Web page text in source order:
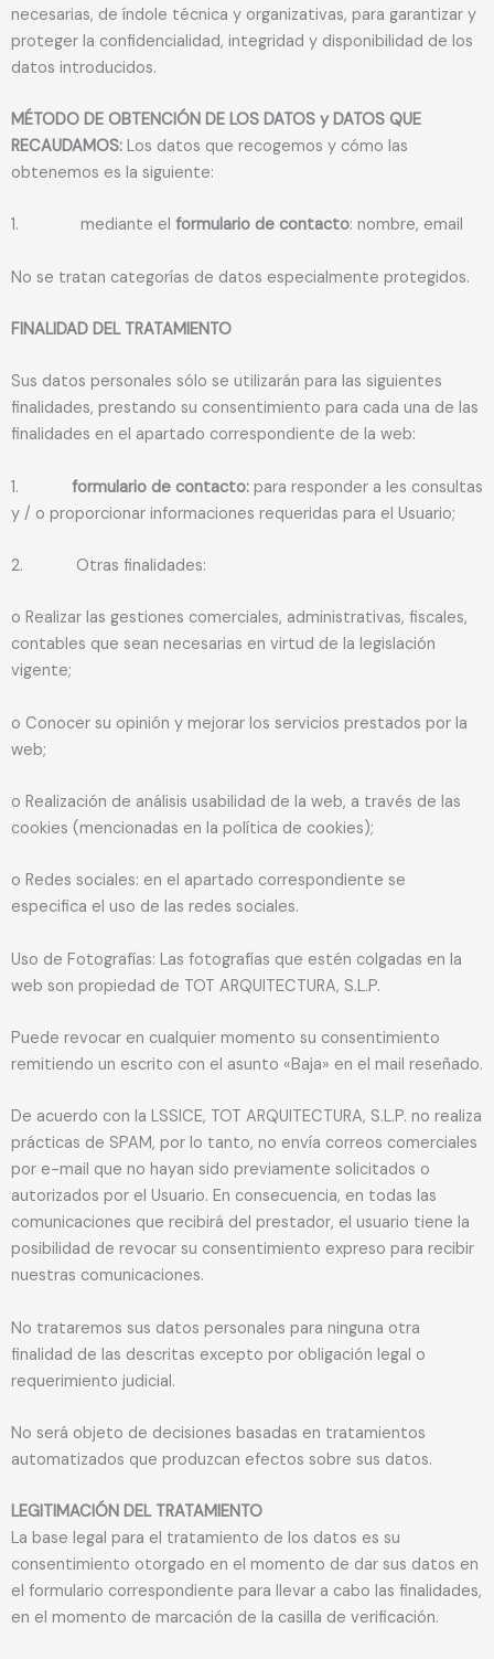
necesarias, de índole técnica y organizativas, para garantizar y
proteger la confidencialidad, integridad y disponibilidad de los
datos introducidos.
MÉTODO DE OBTENCIÓN DE LOS DATOS y DATOS QUE
RECAUDAMOS: Los datos que recogemos y cómo las
obtenemos es la siguiente:
1. mediante el formulario de contacto: nombre, email
No se tratan categorías de datos especialmente protegidos.
FINALIDAD DEL TRATAMIENTO
Sus datos personales sólo se utilizarán para las siguientes
finalidades, prestando su consentimiento para cada una de las
finalidades en el apartado correspondiente de la web:
1. formulario de contacto: para responder a les consultas
y / o proporcionar informaciones requeridas para el Usuario;
2. Otras finalidades:
o Realizar las gestiones comerciales, administrativas, fiscales,
contables que sean necesarias en virtud de la legislación
vigente;
o Conocer su opinión y mejorar los servicios prestados por la
web;
o Realización de análisis usabilidad de la web, a través de las
cookies (mencionadas en la política de cookies);
o Redes sociales: en el apartado correspondiente se
especifica el uso de las redes sociales.
Uso de Fotografías: Las fotografías que estén colgadas en la
web son propiedad de TOT ARQUITECTURA, S.L.P.
Puede revocar en cualquier momento su consentimiento
remitiendo un escrito con el asunto «Baja» en el mail reseñado.
De acuerdo con la LSSICE, TOT ARQUITECTURA, S.L.P. no realiza
prácticas de SPAM, por lo tanto, no envía correos comerciales
por e-mail que no hayan sido previamente solicitados o
autorizados por el Usuario. En consecuencia, en todas las
comunicaciones que recibirá del prestador, el usuario tiene la
posibilidad de revocar su consentimiento expreso para recibir
nuestras comunicaciones.
No trataremos sus datos personales para ninguna otra
finalidad de las descritas excepto por obligación legal o
requerimiento judicial.
No será objeto de decisiones basadas en tratamientos
automatizados que produzcan efectos sobre sus datos.
LEGITIMACIÓN DEL TRATAMIENTO
La base legal para el tratamiento de los datos es su
consentimiento otorgado en el momento de dar sus datos en
el formulario correspondiente para llevar a cabo las finalidades,
en el momento de marcación de la casilla de verificación.